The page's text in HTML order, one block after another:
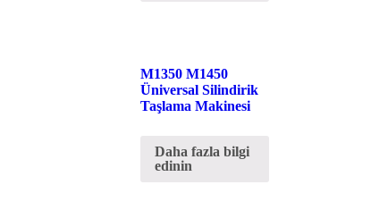
M1350 M1450
Üniversal Silindirik
Taşlama Makinesi
Daha fazla bilgi
edinin